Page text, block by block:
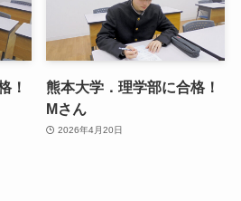
！
熊本大学．理学部に合格！
Mさん
2026年4月20日